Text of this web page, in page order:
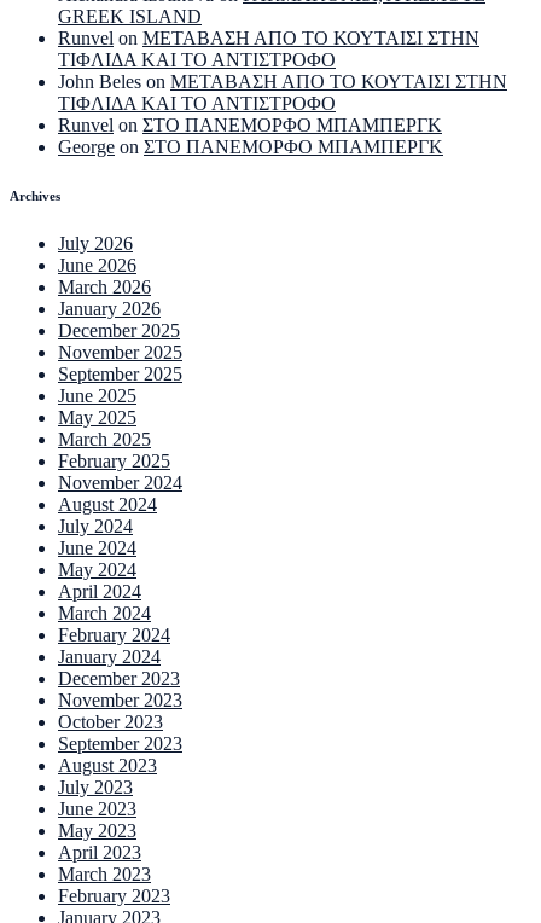
GREEK ISLAND
Runvel on ΜΕΤΑΒΑΣΗ ΑΠΟ ΤΟ ΚΟΥΤΑΙΣΙ ΣΤΗΝ
ΤΙΦΛΙΔΑ ΚΑΙ ΤΟ ΑΝΤΙΣΤΡΟΦΟ
John Beles on ΜΕΤΑΒΑΣΗ ΑΠΟ ΤΟ ΚΟΥΤΑΙΣΙ ΣΤΗΝ
ΤΙΦΛΙΔΑ ΚΑΙ ΤΟ ΑΝΤΙΣΤΡΟΦΟ
Runvel on ΣΤΟ ΠΑΝΕΜΟΡΦΟ ΜΠΑΜΠΕΡΓΚ
George on ΣΤΟ ΠΑΝΕΜΟΡΦΟ ΜΠΑΜΠΕΡΓΚ
Archives
July 2026
June 2026
March 2026
January 2026
December 2025
November 2025
September 2025
June 2025
May 2025
March 2025
February 2025
November 2024
August 2024
July 2024
June 2024
May 2024
April 2024
March 2024
February 2024
January 2024
December 2023
November 2023
October 2023
September 2023
August 2023
July 2023
June 2023
May 2023
April 2023
March 2023
February 2023
January 2023